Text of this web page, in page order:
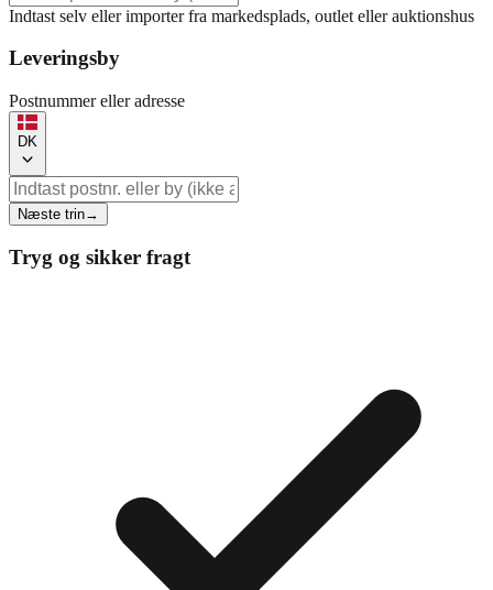
Indtast selv eller importer fra markedsplads, outlet eller auktionshus
Leveringsby
Postnummer eller adresse
DK
Næste trin→
Tryg og sikker fragt